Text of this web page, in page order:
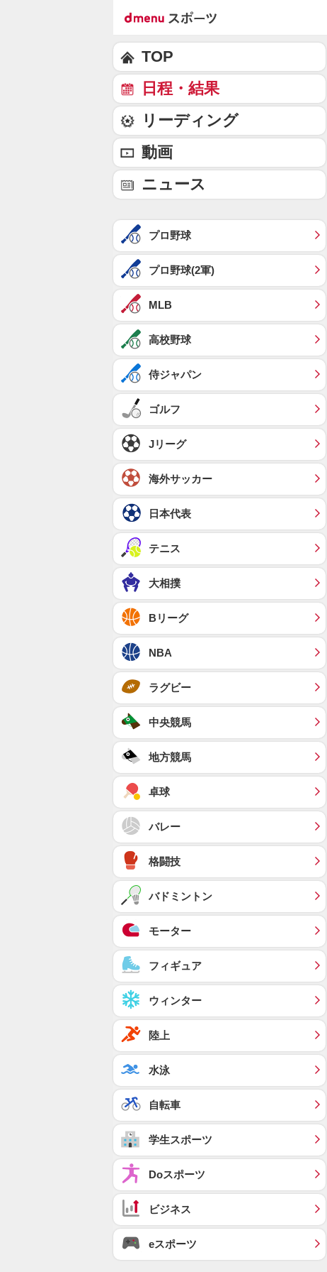
TOP
日程・結果
リーディング
動画
ニュース
プロ野球
プロ野球(2軍)
MLB
高校野球
侍ジャパン
ゴルフ
Jリーグ
海外サッカー
日本代表
テニス
大相撲
Bリーグ
NBA
ラグビー
中央競馬
地方競馬
卓球
バレー
格闘技
バドミントン
モーター
フィギュア
ウィンター
陸上
水泳
自転車
学生スポーツ
Doスポーツ
ビジネス
eスポーツ